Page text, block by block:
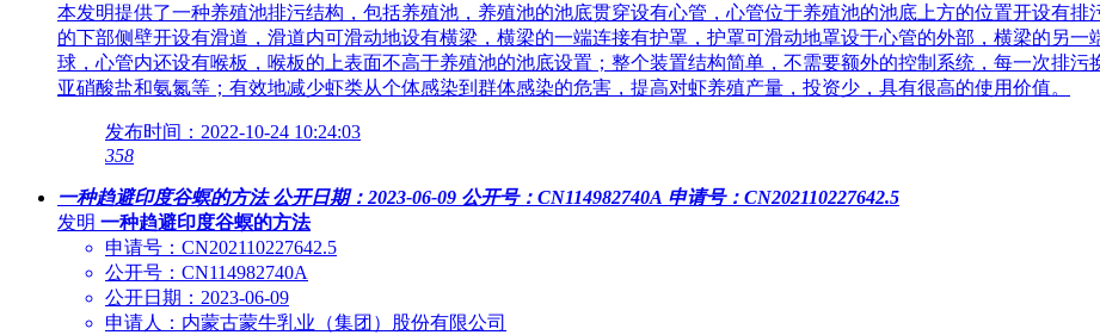
本发明提供了一种养殖池排污结构，包括养殖池，养殖池的池底贯穿设有心管，心管位于养殖池的池底上方的位置开设有
的下部侧壁开设有滑道，滑道内可滑动地设有横梁，横梁的一端连接有护罩，护罩可滑动地罩设于心管的外部，横梁的另
球，心管内还设有喉板，喉板的上表面不高于养殖池的池底设置；整个装置结构简单，不需要额外的控制系统，每一次排
亚硝酸盐和氨氮等；有效地减少虾类从个体感染到群体感染的危害，提高对虾养殖产量，投资少，具有很高的使用价值。
发布时间：2022-10-24 10:24:03
358
一种趋避印度谷螟的方法 公开日期：2023-06-09 公开号：CN114982740A 申请号：CN202110227642.5
发明 一种趋避印度谷螟的方法
申请号：CN202110227642.5
公开号：CN114982740A
公开日期：2023-06-09
申请人：内蒙古蒙牛乳业（集团）股份有限公司